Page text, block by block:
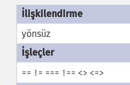
yönsüz
== != === !== <> <=>